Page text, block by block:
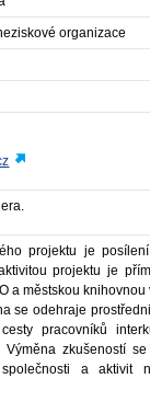
organizace
projektu je
projektu je
a městskou
se odehraje
pracovníků
Výměna zkušeností
a aktivit